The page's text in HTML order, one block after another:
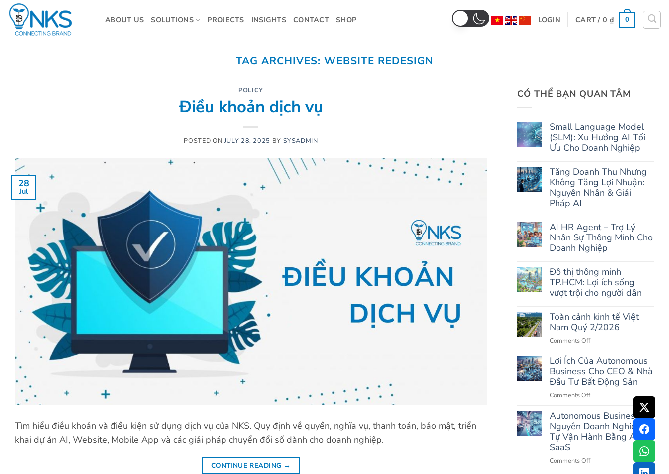
Skip
content
ABOUT US SOLUTIONS PROJECTS INSIGHTS CONTACT SHOP LOGIN CART /0 ₫ 0
TAG ARCHIVES:WEBSITE REDESIGN
POLICY
Điều khoản dịch vụ
POSTED ON JULY 28, 2025 BY SYSADMIN
28
Jul
Tìm hiểu điều khoản và điều kiện sử dụng dịch vụ của NKS. Quy định về quyền, nghĩa vụ, thanh toán, bảo mật, triển
khai dự án AI, Website, Mobile App và các giải pháp chuyển đổi số dành cho doanh nghiệp.
CONTINUE READING →
CÓ THỂ BẠN QUAN TÂM
Small Language Model
(SLM): Xu Hướng AI Tối
Ưu Cho Doanh Nghiệp
Comments
on
Small
Language
Model
(SLM):
AI
Tối
Ưu
Cho
Tăng Doanh Thu Nhưng
Không Tăng Lợi Nhuận:
Nguyên Nhân & Giải
Pháp AI
Comments
on
Tăng
Doanh
Thu
Không
Tăng
Lợi
Nhuận:
Nguyên
&
Giải
Pháp
AI HR Agent – Trợ Lý
Nhân Sự Thông Minh Cho
Doanh Nghiệp
Comments
on
AI
Agent
Trợ
Lý
Nhân
Thông
Cho
Doanh
Nghiệp
Đô thị thông minh
TP.HCM: Lợi ích sống
vượt trội cho người dân
Comments
on
Đô
thông
TP.HCM:
Lợi
ích
sống
vượt
trội
dân
Toàn cảnh kinh tế Việt
Nam Quý 2/2026
Comments Offon
cảnh
kinh
tế
2/2026
Lợi Ích Của Autonomous
Business Cho CEO & Nhà
Đầu Tư Bất Động Sản
Comments Offon
Ích
Của
Autonomous
Autonomous Business: Kỷ
Nguyên Doanh Nghiệp
Tự Vận Hành Bằng AI
SaaS
Comments Offon